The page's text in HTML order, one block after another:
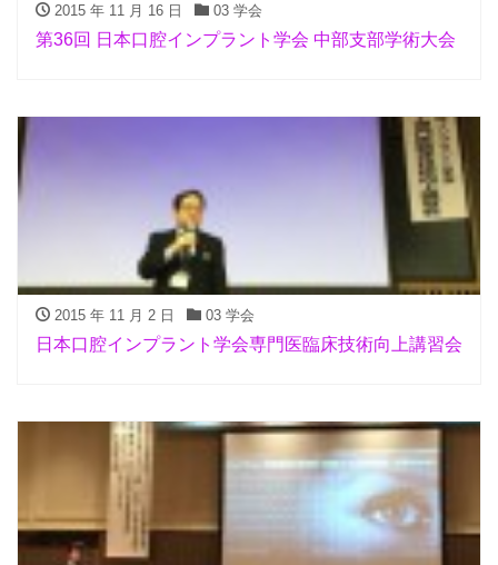
2015 年 11 月 16 日 03 学会
第36回 日本口腔インプラント学会 中部支部学術大会
2015 年 11 月 2 日 03 学会
日本口腔インプラント学会専門医臨床技術向上講習会